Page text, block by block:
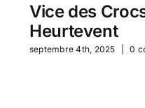
Vice des
Heurtevent
septembre 4th, 2025 0